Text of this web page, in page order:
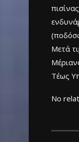
Μετά
Τέως
No